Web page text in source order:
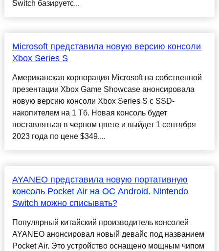
Switch базируетс...
Microsoft представила новую версию консоли
Xbox Series S
Американская корпорация Microsoft на собственной
презентации Xbox Game Showcase анонсировала
новую версию консоли Xbox Series S с SSD-
накопителем на 1 Тб. Новая консоль будет
поставляться в черном цвете и выйдет 1 сентября
2023 года по цене $349....
AYANEO представила новую портативную
консоль Pocket Air на ОС Android. Nintendo
Switch можно списывать?
Популярный китайский производитель консолей
AYANEO анонсировал новый девайс под названием
Pocket Air. Это устройство оснащено мощным чипом